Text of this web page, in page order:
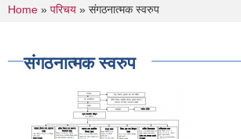
You are here
Home » परिचय » संगठनात्मक स्वरुप
संगठनात्मक स्वरुप